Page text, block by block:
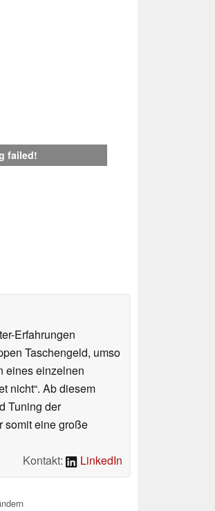
failed!
Erfahrungen
Taschengeld, umso
eines einzelnen
nicht“. Ab diesem
Tuning der
somit eine große
Kontakt:
LinkedIn